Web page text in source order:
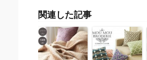
関連した記事